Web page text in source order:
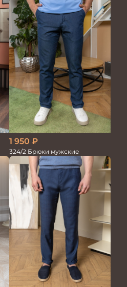
1 950 ₽
324/2 Брюки мужские